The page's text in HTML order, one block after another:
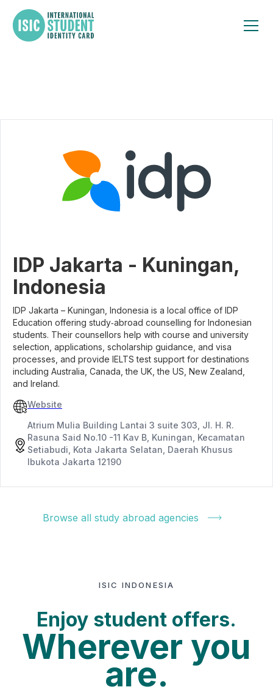
IDP Jakarta - Kuningan,
Indonesia
IDP Jakarta – Kuningan, Indonesia is a local office of IDP
Education offering study‑abroad counselling for Indonesian
students. Their counsellors help with course and university
selection, applications, scholarship guidance, and visa
processes, and provide IELTS test support for destinations
including Australia, Canada, the UK, the US, New Zealand,
and Ireland.
Website
Atrium Mulia Building Lantai 3 suite 303, Jl. H. R.
Rasuna Said No.10 -11 Kav B, Kuningan, Kecamatan
Setiabudi, Kota Jakarta Selatan, Daerah Khusus
Ibukota Jakarta 12190
Browse all study abroad agencies
ISIC INDONESIA
Enjoy student offers.
Wherever you
are.